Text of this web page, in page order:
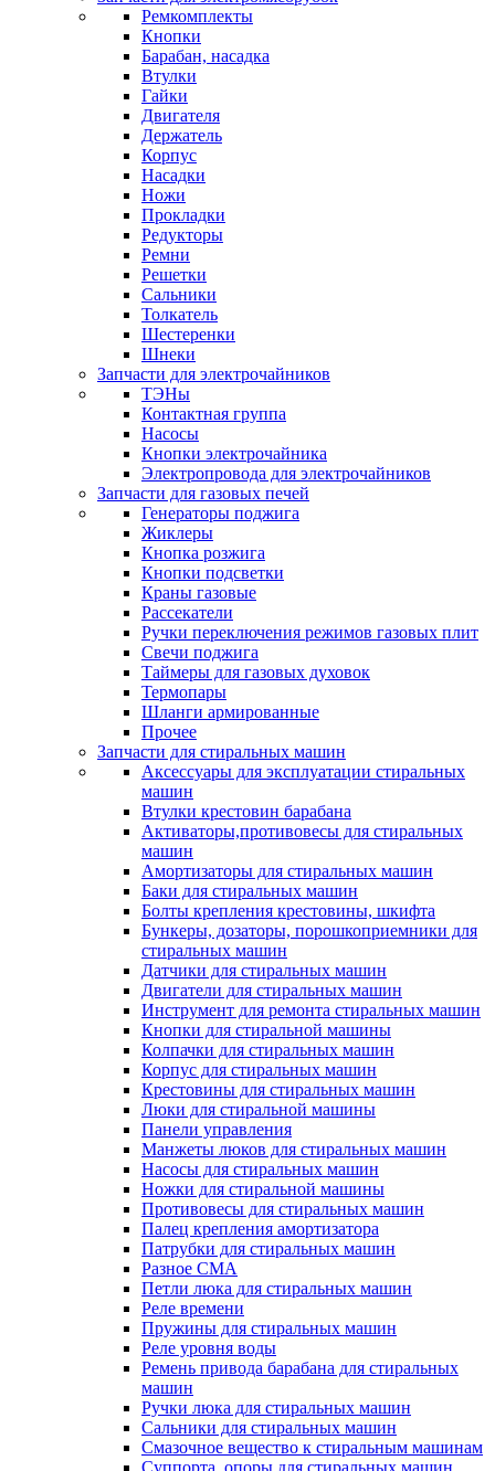
Ремкомплекты
Кнопки
Барабан, насадка
Втулки
Гайки
Двигателя
Держатель
Корпус
Насадки
Ножи
Прокладки
Редукторы
Ремни
Решетки
Сальники
Толкатель
Шестеренки
Шнеки
Запчасти для электрочайников
ТЭНы
Контактная группа
Насосы
Кнопки электрочайника
Электропровода для электрочайников
Запчасти для газовых печей
Генераторы поджига
Жиклеры
Кнопка розжига
Кнопки подсветки
Краны газовые
Рассекатели
Ручки переключения режимов газовых плит
Свечи поджига
Таймеры для газовых духовок
Термопары
Шланги армированные
Прочее
Запчасти для стиральных машин
Аксессуары для эксплуатации стиральных
машин
Втулки крестовин барабана
Активаторы,противовесы для стиральных
машин
Амортизаторы для стиральных машин
Баки для стиральных машин
Болты крепления крестовины, шкифта
Бункеры, дозаторы, порошкоприемники для
стиральных машин
Датчики для стиральных машин
Двигатели для стиральных машин
Инструмент для ремонта стиральных машин
Кнопки для стиральной машины
Колпачки для стиральных машин
Корпус для стиральных машин
Крестовины для стиральных машин
Люки для стиральной машины
Панели управления
Манжеты люков для стиральных машин
Насосы для стиральных машин
Ножки для стиральной машины
Противовесы для стиральных машин
Палец крепления амортизатора
Патрубки для стиральных машин
Разное СМА
Петли люка для стиральных машин
Реле времени
Пружины для стиральных машин
Реле уровня воды
Ремень привода барабана для стиральных
машин
Ручки люка для стиральных машин
Сальники для стиральных машин
Смазочное вещество к стиральным машинам
Суппорта, опоры для стиральных машин